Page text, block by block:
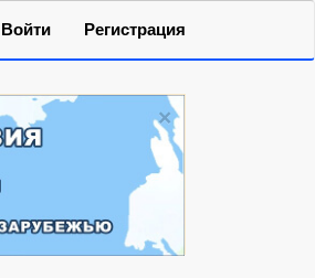
Войти Регистрация
×